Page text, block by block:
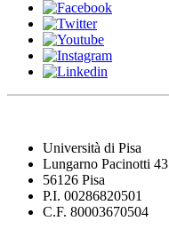
Università di Pisa
Lungarno Pacinotti 43
56126 Pisa
P.I. 00286820501
C.F. 80003670504